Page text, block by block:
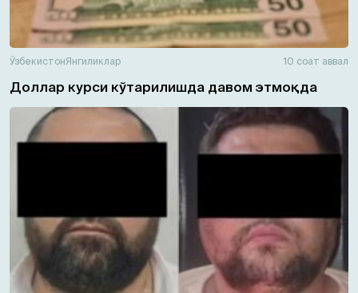
ЎзбекистонЯнгиликлар 10 соат аввал
Доллар курси кўтарилишда давом этмоқда